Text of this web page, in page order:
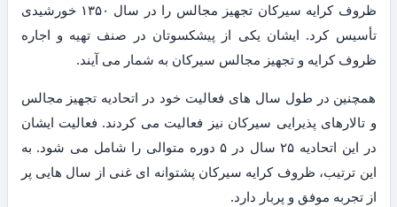
ظروف کرایه سیرکان تجهیز مجالس را در سال ۱۳۵۰ خورشیدی
تأسیس کرد. ایشان یکی از پیشکسوتان در صنف تهیه و اجاره
ظروف کرایه و تجهیز مجالس سیرکان به شمار می آیند.
همچنین در طول سال های فعالیت خود در اتحادیه تجهیز مجالس
و تالارهای پذیرایی سیرکان نیز فعالیت می کردند. فعالیت ایشان
در این اتحادیه ۲۵ سال در ۵ دوره متوالی را شامل می شود. به
این ترتیب، ظروف کرایه سیرکان پشتوانه ای غنی از سال هایی پر
از تجربه موفق و پربار دارد.